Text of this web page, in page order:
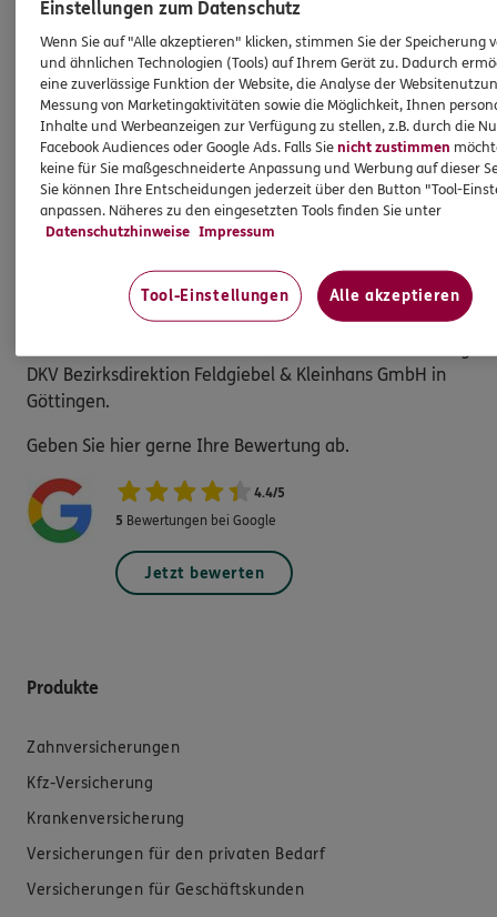
Anette Reinicke
Büroleitung Einbeck
Tel: 05561 5005
Anette.Reinicke@dkv.com
KUNDENZUFRIEDENHEIT
Bewerten Sie hier
DKV Bezirksdirektion Feldgiebel & Kleinhans GmbH in
Göttingen.
Geben Sie hier gerne Ihre Bewertung ab.
4.4/5
5 Bewertungen bei Google
Jetzt bewerten
Produkte
Zahnversicherungen
Kfz-Versicherung
Krankenversicherung
Versicherungen für den privaten Bedarf
Versicherungen für Geschäftskunden
Einstellungen zum Datenschutz
Wenn Sie auf "Alle akzeptieren" klicken, stimmen Sie der Speicherung
und ähnlichen Technologien (Tools) auf Ihrem Gerät zu. Dadurch
eine zuverlässige Funktion der Website, die Analyse der
Messung von Marketingaktivitäten sowie die Möglichkeit, Ihnen
Inhalte und Werbeanzeigen zur Verfügung zu stellen, z.B. durch die
Facebook Audiences oder Google Ads. Falls Sienicht zustimmen
keine für Sie maßgeschneiderte Anpassung und Werbung auf dieser
Sie können Ihre Entscheidungen jederzeit über den Button "Tool-
anpassen. Näheres zu den eingesetzten Tools finden Sie unter
Datenschutzhinweise Impressum
Tool-Einstellungen Alle akzeptieren